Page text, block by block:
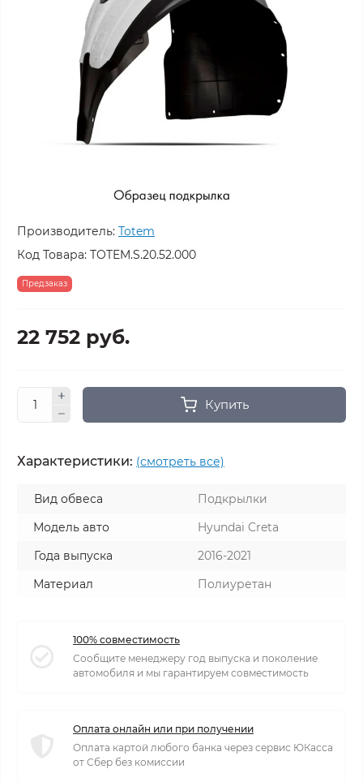
Производитель: Totem
Код Товара: TOTEM.S.20.52.000
Предзаказ
22 752 руб.
Купить
Характеристики: (смотреть все)
Вид обвеса
Подкрылки
Модель авто
Hyundai Creta
Года выпуска
2016-2021
Материал
Полиуретан
100% совместимость
Сообщите менеджеру год выпуска и поколение
автомобиля и мы гарантируем совместимость
Оплата онлайн или при получении
Оплата картой любого банка через сервис ЮКасса
от Сбер без комиссии